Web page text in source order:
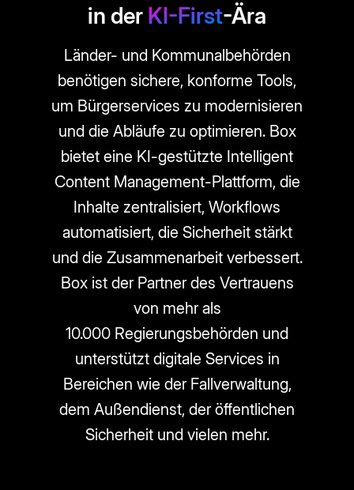
in der KI-First-Ära
Länder- und Kommunalbehörden
benötigen sichere, konforme Tools,
um Bürgerservices zu modernisieren
und die Abläufe zu optimieren. Box
bietet eine KI-gestützte Intelligent
Content Management-Plattform, die
Inhalte zentralisiert, Workflows
automatisiert, die Sicherheit stärkt
und die Zusammenarbeit verbessert.
Box ist der Partner des Vertrauens
von mehr als
10.000 Regierungsbehörden und
unterstützt digitale Services in
Bereichen wie der Fallverwaltung,
dem Außendienst, der öffentlichen
Sicherheit und vielen mehr.